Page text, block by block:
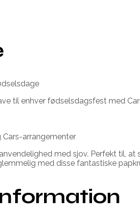
til enhver fødselsdagsfest med
arrangementer
med sjov. Perfekt til,
med disse fantastiske